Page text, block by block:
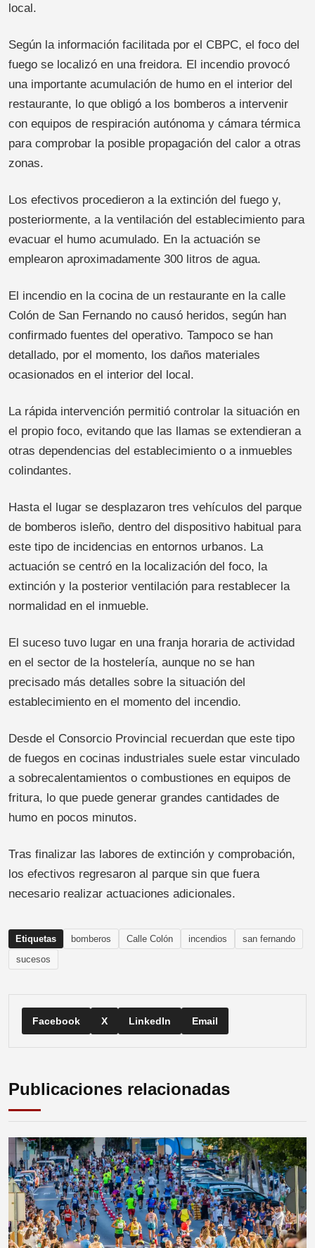
local.
Según la información facilitada por el CBPC, el foco del
fuego se localizó en una freidora. El incendio provocó
una importante acumulación de humo en el interior del
restaurante, lo que obligó a los bomberos a intervenir
con equipos de respiración autónoma y cámara térmica
para comprobar la posible propagación del calor a otras
zonas.
Los efectivos procedieron a la extinción del fuego y,
posteriormente, a la ventilación del establecimiento para
evacuar el humo acumulado. En la actuación se
emplearon aproximadamente 300 litros de agua.
El incendio en la cocina de un restaurante en la calle
Colón de San Fernando no causó heridos, según han
confirmado fuentes del operativo. Tampoco se han
detallado, por el momento, los daños materiales
ocasionados en el interior del local.
La rápida intervención permitió controlar la situación en
el propio foco, evitando que las llamas se extendieran a
otras dependencias del establecimiento o a inmuebles
colindantes.
Hasta el lugar se desplazaron tres vehículos del parque
de bomberos isleño, dentro del dispositivo habitual para
este tipo de incidencias en entornos urbanos. La
actuación se centró en la localización del foco, la
extinción y la posterior ventilación para restablecer la
normalidad en el inmueble.
El suceso tuvo lugar en una franja horaria de actividad
en el sector de la hostelería, aunque no se han
precisado más detalles sobre la situación del
establecimiento en el momento del incendio.
Desde el Consorcio Provincial recuerdan que este tipo
de fuegos en cocinas industriales suele estar vinculado
a sobrecalentamientos o combustiones en equipos de
fritura, lo que puede generar grandes cantidades de
humo en pocos minutos.
Tras finalizar las labores de extinción y comprobación,
los efectivos regresaron al parque sin que fuera
necesario realizar actuaciones adicionales.
Etiquetas bomberos Calle Colón incendios
san fernando
sucesos
Facebook X LinkedIn Email
Publicaciones relacionadas